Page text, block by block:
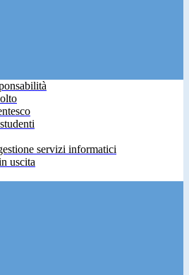
servizi informatici
uscita